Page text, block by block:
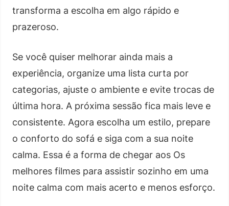
transforma a escolha em algo rápido e
prazeroso.
Se você quiser melhorar ainda mais a
experiência, organize uma lista curta por
categorias, ajuste o ambiente e evite trocas de
última hora. A próxima sessão fica mais leve e
consistente. Agora escolha um estilo, prepare
o conforto do sofá e siga com a sua noite
calma. Essa é a forma de chegar aos Os
melhores filmes para assistir sozinho em uma
noite calma com mais acerto e menos esforço.